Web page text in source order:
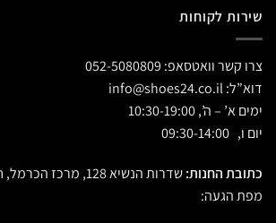
שירות לקוחות
צרו קשר וואטסאפ: 052-5080809
דוא”ל:
ימים א’ – ה’, 10:30-19:00
יום ו, 09:30-14:00
כתובת החנות:שדרות הנשיא 128, מרכז הכרמל, חיפה
מפת הגעה: